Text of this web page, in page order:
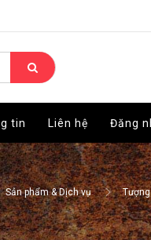
tin Liên hệ Đăng
tin Liên hệ Đăng
Sản phẩm & Dịch vụ